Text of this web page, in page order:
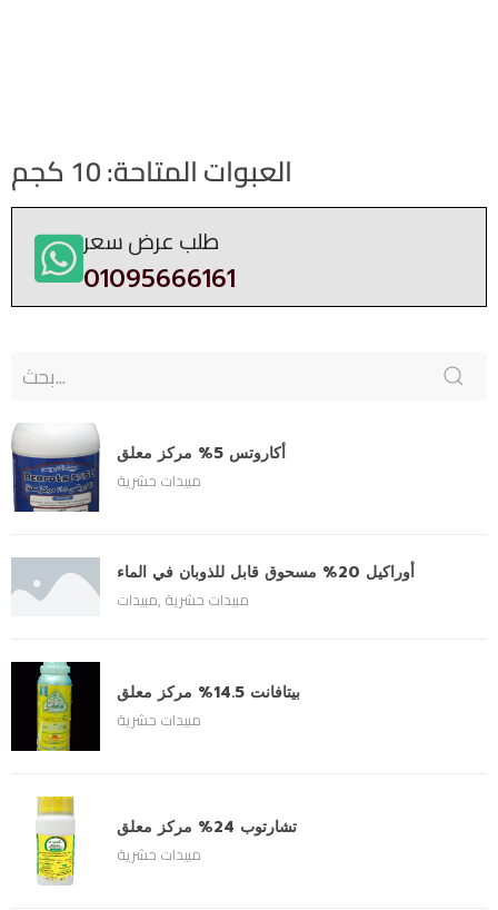
العبوات المتاحة: 10 كجم
طلب عرض سعر
01095666161
أكاروتس 5% مركز معلق
مبيدات حشرية
أوراكيل 20% مسحوق قابل للذوبان في الماء
مبيدات, مبيدات حشرية
بيتافانت 14.5% مركز معلق
مبيدات حشرية
تشارتوب 24% مركز معلق
مبيدات حشرية